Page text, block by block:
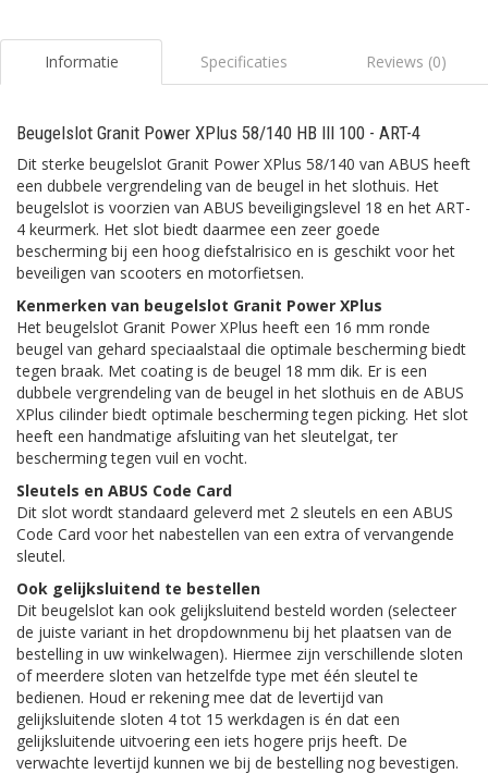
Informatie Specificaties Reviews (0)
Beugelslot Granit Power XPlus 58/140 HB III 100 - ART-4
Dit sterke beugelslot Granit Power XPlus 58/140 van ABUS heeft
een dubbele vergrendeling van de beugel in het slothuis. Het
beugelslot is voorzien van ABUS beveiligingslevel 18 en het ART-
4 keurmerk. Het slot biedt daarmee een zeer goede
bescherming bij een hoog diefstalrisico en is geschikt voor het
beveiligen van scooters en motorfietsen.
Kenmerken van beugelslot Granit Power XPlus
Het beugelslot Granit Power XPlus heeft een 16 mm ronde
beugel van gehard speciaalstaal die optimale bescherming biedt
tegen braak. Met coating is de beugel 18 mm dik. Er is een
dubbele vergrendeling van de beugel in het slothuis en de ABUS
XPlus cilinder biedt optimale bescherming tegen picking. Het slot
heeft een handmatige afsluiting van het sleutelgat, ter
bescherming tegen vuil en vocht.
Sleutels en ABUS Code Card
Dit slot wordt standaard geleverd met 2 sleutels en een ABUS
Code Card voor het nabestellen van een extra of vervangende
sleutel.
Ook gelijksluitend te bestellen
Dit beugelslot kan ook gelijksluitend besteld worden (selecteer
de juiste variant in het dropdownmenu bij het plaatsen van de
bestelling in uw winkelwagen). Hiermee zijn verschillende sloten
of meerdere sloten van hetzelfde type met één sleutel te
bedienen. Houd er rekening mee dat de levertijd van
gelijksluitende sloten 4 tot 15 werkdagen is én dat een
gelijksluitende uitvoering een iets hogere prijs heeft. De
verwachte levertijd kunnen we bij de bestelling nog bevestigen.